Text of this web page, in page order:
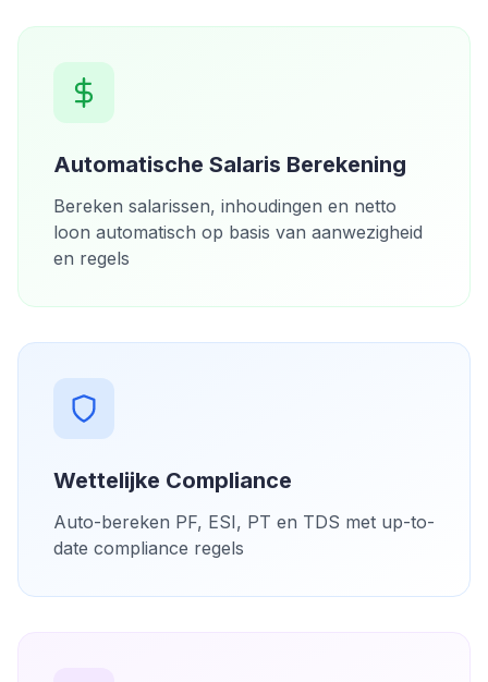
Automatische Salaris Berekening
Bereken salarissen, inhoudingen en netto
loon automatisch op basis van aanwezigheid
en regels
Wettelijke Compliance
Auto-bereken PF, ESI, PT en TDS met up-to-
date compliance regels